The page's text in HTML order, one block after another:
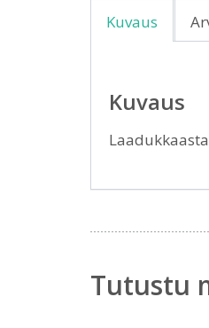
Kuvaus
Kuvaus
Tutustu